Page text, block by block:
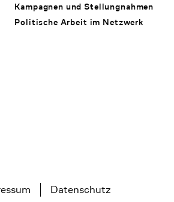
Kampagnen und Stellungnahmen
Politische Arbeit im Netzwerk
navigation
Datenschutz